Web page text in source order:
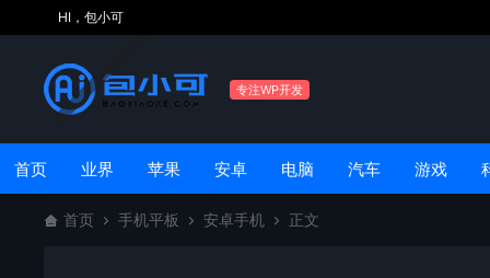
HI，包小可
专注WP开发
首页 业界 苹果 安卓 电脑 汽车 游戏
首页 手机平板 安卓手机 正文